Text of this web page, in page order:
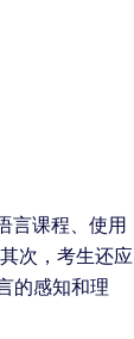
言课程、使用
次，考生还应
的感知和理